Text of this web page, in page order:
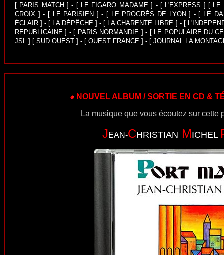
[ PARIS MATCH ] - [ LE FIGARO MADAME ] - [ L'EXPRESS ] [
CROIX ] - [ LE PARISIEN ] - [ LE PROGRÈS DE LYON ] - [
LE
ÉCLAIR ] - [ LA DÉPÊCHE ] - [ LA CHARENTE LIBRE ] - [
REPUBLICAINE ] - [ PARIS NORMANDIE ] - [
LE POPULAIRE DU
JSL
] [ SUD OUEST ] - [ OUEST FRANCE ] - [ JOURNAL LA
NOUVEL ALBUM / SORTIE EN CD &
La musique que vous écoutez sur cette
JEAN-CHRISTIAN MICHEL